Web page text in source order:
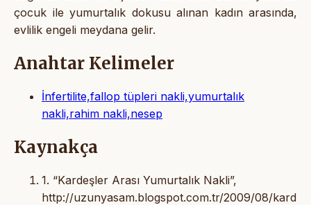
çocuk ile yumurtalık dokusu alınan kadın arasında,
evlilik engeli meydana gelir.
Anahtar Kelimeler
İnfertilite,fallop tüpleri nakli,yumurtalık
nakli,rahim nakli,nesep
Kaynakça
1. “Kardeşler Arası Yumurtalık Nakli”,
http://uzunyasam.blogspot.com.tr/2009/08/kard